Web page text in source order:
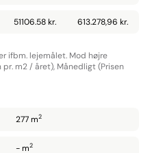
51106.58 kr. 613.278,96 kr.
ifbm. lejemålet. Mod højre
m2 / året), Månedligt (Prisen
277 m2
- m2